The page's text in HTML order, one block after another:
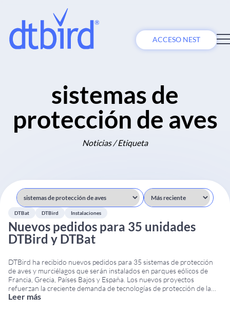
ACCESO NEST
sistemas de
protección de aves
Noticias / Etiqueta
DTBat DTBird Instalaciones
Nuevos pedidos para 35 unidades
DTBird y DTBat
DTBird ha recibido nuevos pedidos para 35 sistemas de protección
de aves y murciélagos que serán instalados en parques eólicos de
Francia, Grecia, Países Bajos y España. Los nuevos proyectos
refuerzan la creciente demanda de tecnologías de protección de la
biodiversidad dentro del sector de la energía eólica en Europa.
Leer más